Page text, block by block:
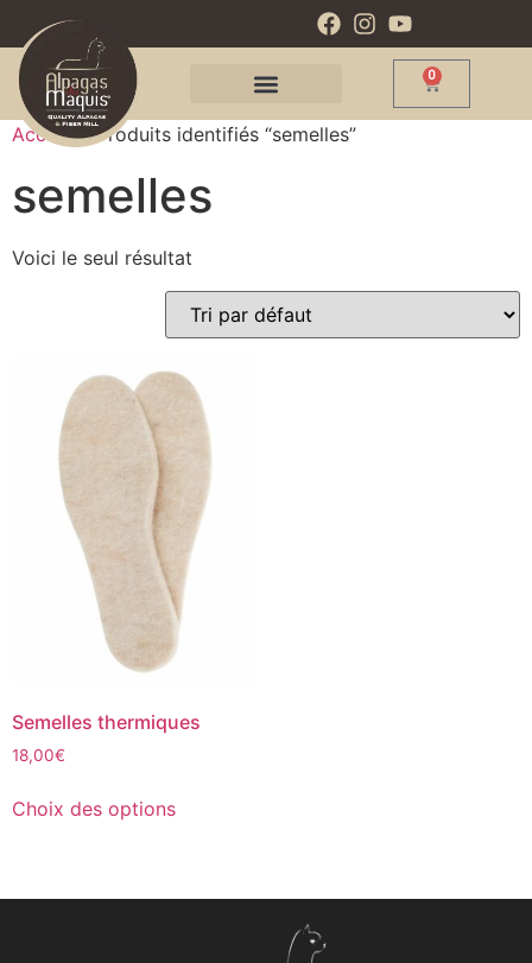
0
Accueil/ Produits identifiés “semelles”
semelles
Voici le seul résultat
Semelles thermiques
18,00€
Choix des options